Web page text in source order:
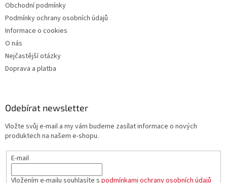
Obchodní podmínky
Podmínky ochrany osobních údajů
Informace o cookies
O nás
Nejčastější otázky
Doprava a platba
Odebírat newsletter
Vložte svůj e-mail a my vám budeme zasílat informace o nových
produktech na našem e-shopu.
E-mail
Vložením e-mailu souhlasíte s podmínkami ochrany osobních údajů